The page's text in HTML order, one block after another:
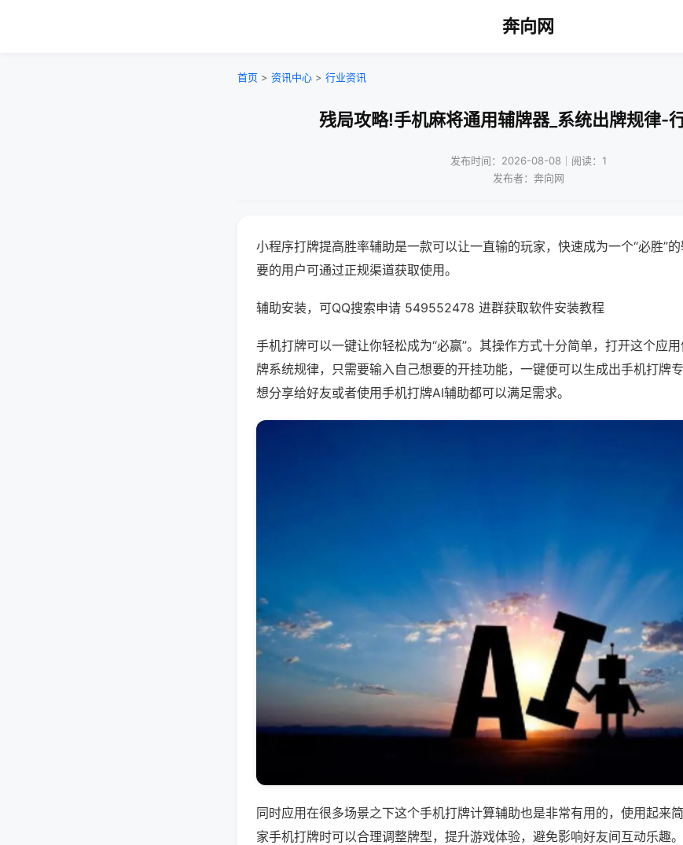
奔向网
首页 > 资讯中心 > 行业资讯
残局攻略!手机麻将通用辅牌器_系统出牌规律-
发布时间：2026-08-08｜阅读：1
发布者：奔向网
小程序打牌提高胜率辅助是一款可以让一直输的玩家，快速成为一个“必胜”
要的用户可通过正规渠道获取使用。
辅助安装，可QQ搜索申请 549552478 进群获取软件安装教程
手机打牌可以一键让你轻松成为“必赢”。其操作方式十分简单，打开这个应
牌系统规律，只需要输入自己想要的开挂功能，一键便可以生成出手机打牌
想分享给好友或者使用手机打牌AI辅助都可以满足需求。
同时应用在很多场景之下这个手机打牌计算辅助也是非常有用的，使用起来
家手机打牌时可以合理调整牌型，提升游戏体验，避免影响好友间互动乐趣。